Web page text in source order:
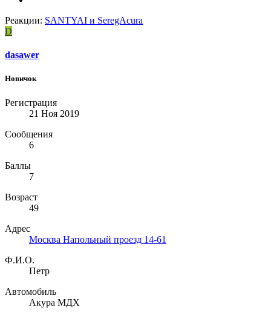
Реакции: SANTYAI и SeregAcura
D
dasawer
Новичок
Регистрация
21 Ноя 2019
Сообщения
6
Баллы
7
Возраст
49
Адрес
Москва Напольный проезд 14-61
Ф.И.О.
Петр
Автомобиль
Акура МДХ